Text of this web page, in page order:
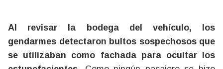
Al revisar la bodega del vehículo, los
gendarmes detectaron bultos sospechosos que
se utilizaban como fachada para ocultar los